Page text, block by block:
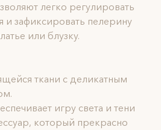
легко регулировать
и зафиксировать пелерину
или блузку.
ткани с деликатным
игру света и тени
который прекрасно